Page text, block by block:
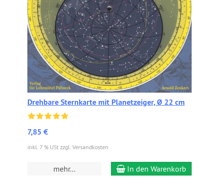
Drehbare Sternkarte mit Planetzeiger, Ø 22 cm
7,85 €
inkl. 7 % USt zzgl. Versandkosten
mehr... In den Warenkorb